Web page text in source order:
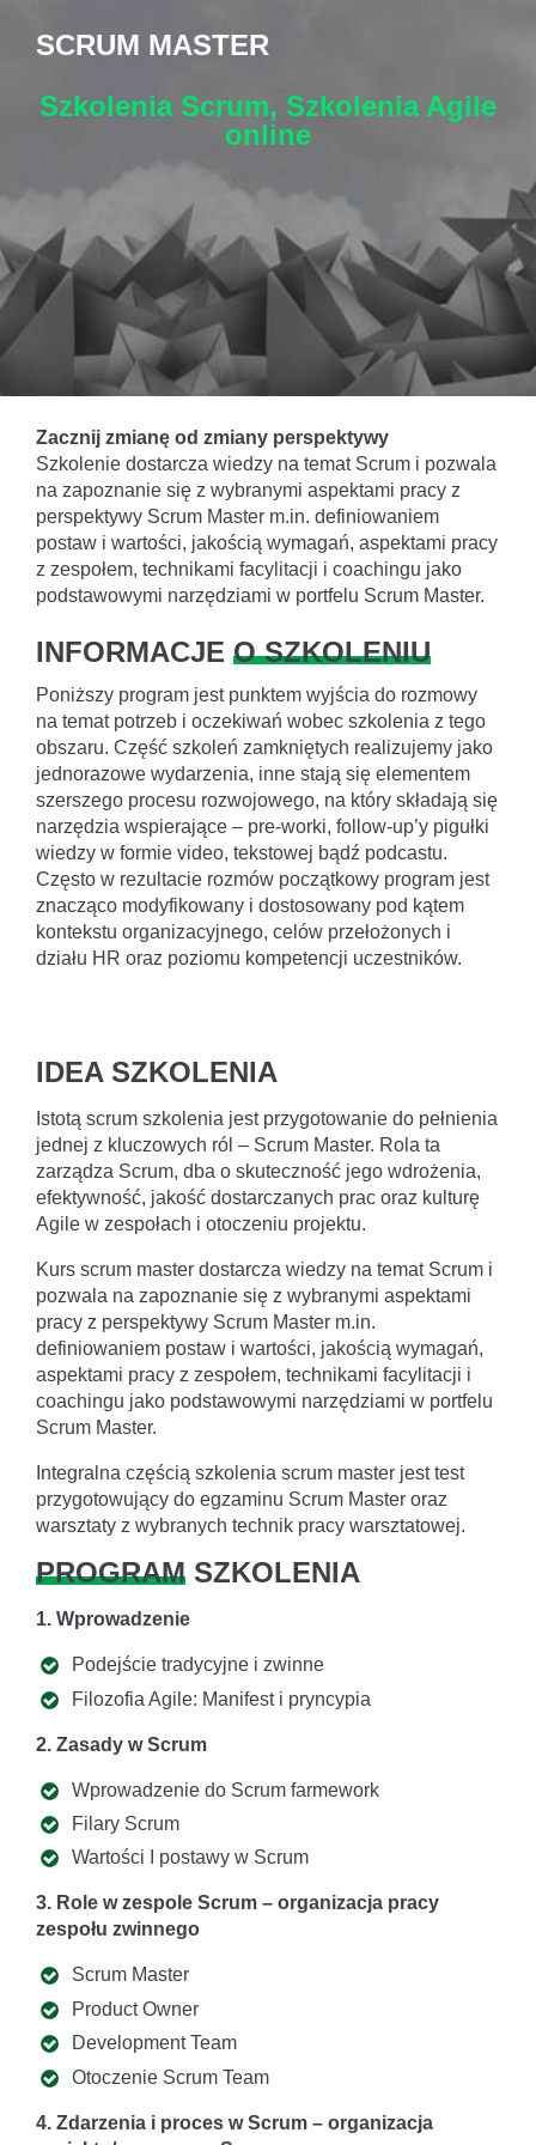
SCRUM MASTER
Szkolenia Scrum, Szkolenia Agile
online
Zacznij zmianę od zmiany perspektywy
Szkolenie dostarcza wiedzy na temat Scrum i pozwala
na zapoznanie się z wybranymi aspektami pracy z
perspektywy Scrum Master m.in. definiowaniem
postaw i wartości, jakością wymagań, aspektami pracy
z zespołem, technikami facylitacji i coachingu jako
podstawowymi narzędziami w portfelu Scrum Master.
INFORMACJE O SZKOLENIU
Poniższy program jest punktem wyjścia do rozmowy
na temat potrzeb i oczekiwań wobec szkolenia z tego
obszaru. Część szkoleń zamkniętych realizujemy jako
jednorazowe wydarzenia, inne stają się elementem
szerszego procesu rozwojowego, na który składają się
narzędzia wspierające – pre-worki, follow-up’y pigułki
wiedzy w formie video, tekstowej bądź podcastu.
Często w rezultacie rozmów początkowy program jest
znacząco modyfikowany i dostosowany pod kątem
kontekstu organizacyjnego, celów przełożonych i
działu HR oraz poziomu kompetencji uczestników.
IDEA SZKOLENIA
Istotą scrum szkolenia jest przygotowanie do pełnienia
jednej z kluczowych ról – Scrum Master. Rola ta
zarządza Scrum, dba o skuteczność jego wdrożenia,
efektywność, jakość dostarczanych prac oraz kulturę
Agile w zespołach i otoczeniu projektu.
Kurs scrum master dostarcza wiedzy na temat Scrum i
pozwala na zapoznanie się z wybranymi aspektami
pracy z perspektywy Scrum Master m.in.
definiowaniem postaw i wartości, jakością wymagań,
aspektami pracy z zespołem, technikami facylitacji i
coachingu jako podstawowymi narzędziami w portfelu
Scrum Master.
Integralna częścią szkolenia scrum master jest test
przygotowujący do egzaminu Scrum Master oraz
warsztaty z wybranych technik pracy warsztatowej.
PROGRAM SZKOLENIA
1. Wprowadzenie
Podejście tradycyjne i zwinne
Filozofia Agile: Manifest i pryncypia
2. Zasady w Scrum
Wprowadzenie do Scrum farmework
Filary Scrum
Wartości I postawy w Scrum
3. Role w zespole Scrum – organizacja pracy
zespołu zwinnego
Scrum Master
Product Owner
Development Team
Otoczenie Scrum Team
4. Zdarzenia i proces w Scrum – organizacja